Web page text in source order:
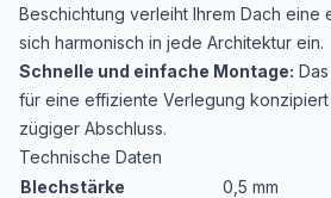
Beschichtung verleiht Ihrem Dach
sich harmonisch in jede Architektur ein.
Schnelle und einfache Montage:
für eine effiziente Verlegung konzipiert
zügiger Abschluss.
Technische Daten
Blechstärke
0,5 mm